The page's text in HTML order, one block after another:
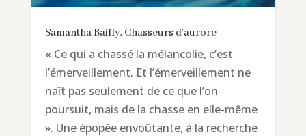
Samantha Bailly, Chasseurs d’aurore
« Ce qui a chassé la mélancolie, c’est
l’émerveillement. Et l’émerveillement ne
naît pas seulement de ce que l’on
poursuit, mais de la chasse en elle-même
». Une épopée envoûtante, à la recherche